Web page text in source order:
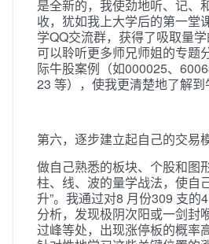
是全新的，我使劲地听、记、
收，犹如我上大学后的第一堂
学QQ交流群，获得了吸取量学
可以聆听更多师兄师姐的专题
际牛股案例（如000025、
23 等），使我更清楚地了解到
第六，逐步建立起自己的交易
做自己熟悉的板块、个股和图
柱、线、波的量学战法，使自
升”。我通过对8 月份309 支的
分析，发现极阴次阳或一剑封
过峰等处，出现涨停板的概率